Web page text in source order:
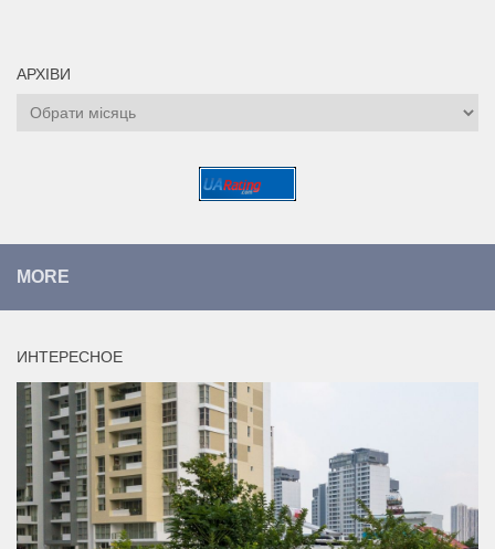
АРХІВИ
Архіви
MORE
ИНТЕРЕСНОЕ